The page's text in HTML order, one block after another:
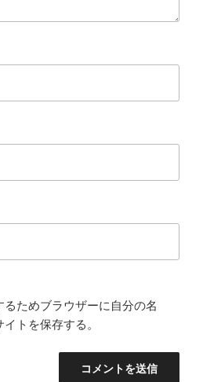
ためブラウザーに自分の名
トを保存する。